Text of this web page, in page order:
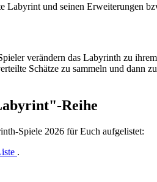
Labyrint und seinen Erweiterungen
verändern das Labyrinth zu
Schätze zu sammeln und dann
Reihe
Spiele 2026 für Euch aufgelistet:
.